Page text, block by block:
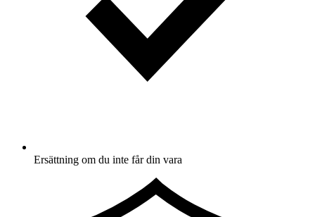
Ersättning om du inte får din vara